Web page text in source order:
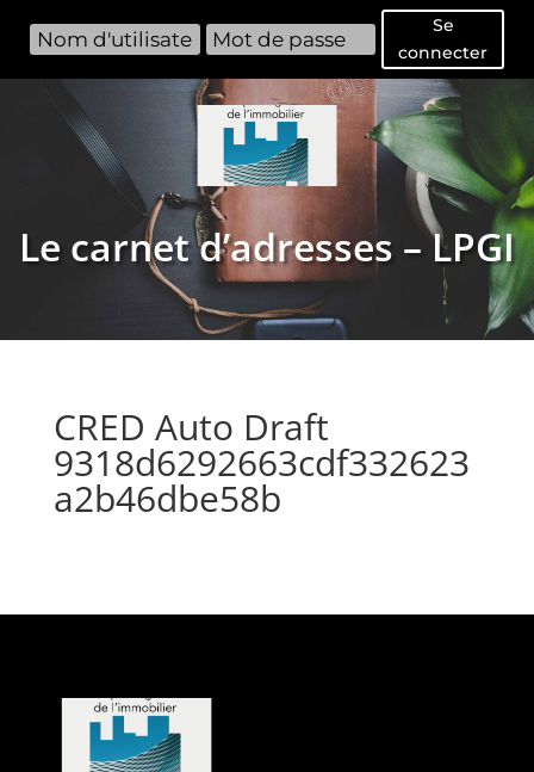
Se
connecter
Le carnet d’adresses – LPGI
CRED Auto Draft
9318d6292663cdf332623
a2b46dbe58b